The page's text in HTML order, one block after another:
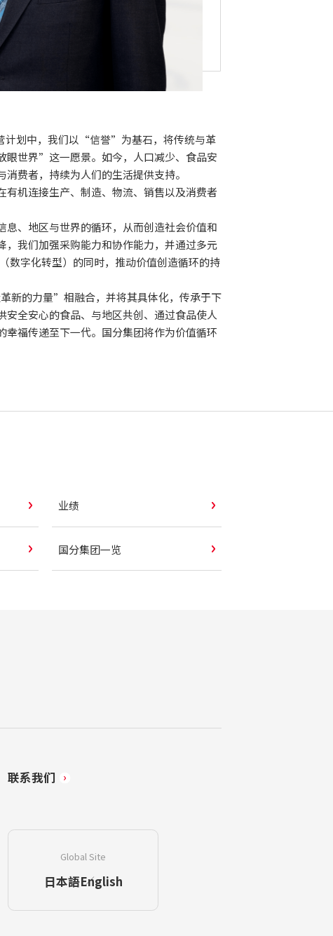
计划中，我们以“信誉”为基石，将传统与革
眼世界”这一愿景。如今，人口减少、食品安
费者，持续为人们的生活提供支持。
机连接生产、制造、物流、销售以及消费者
、地区与世界的循环，从而创造社会价值和
我们加强采购能力和协作能力，并通过多元
数字化转型）的同时，推动价值创造循环的持
新的力量”相融合，并将其具体化，传承于下
全安心的食品、与地区共创、通过食品使人
福传递至下一代。国分集团将作为价值循环
业绩
国分集团一览
联系我们
Global Site
日本語English